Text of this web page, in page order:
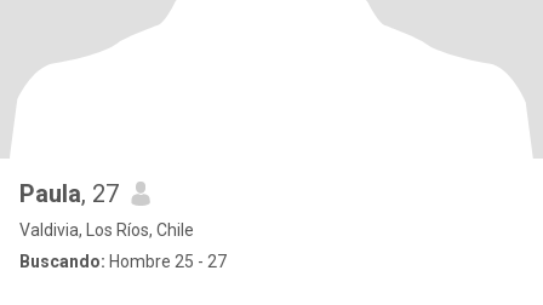
Paula, 27
Valdivia, Los Ríos, Chile
Buscando: Hombre 25 - 27